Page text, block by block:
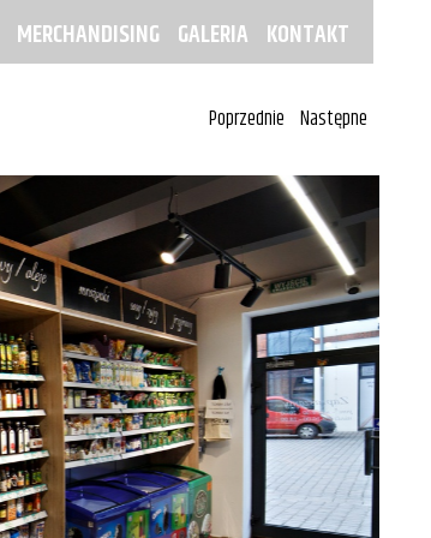
MERCHANDISING GALERIA KONTAKT
Poprzednie Następne